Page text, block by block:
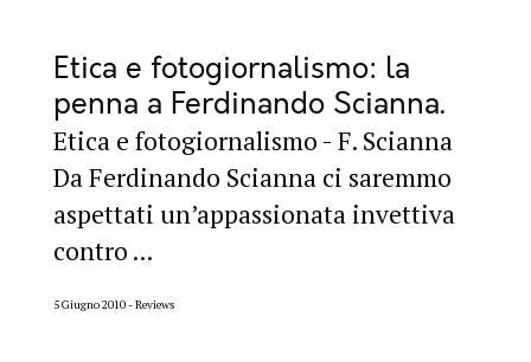
Etica e fotogiornalismo: la
penna a Ferdinando Scianna
Etica e fotogiornalismo - F. Scianna
Da Ferdinando Scianna ci saremmo
aspettati un’appassionata invettiva
contro ...
5 Giugno 2010 Reviews